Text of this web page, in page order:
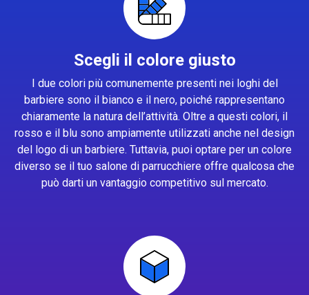
Scegli il colore giusto
I due colori più comunemente presenti nei loghi del
barbiere sono il bianco e il nero, poiché rappresentano
chiaramente la natura dell’attività. Oltre a questi colori, il
rosso e il blu sono ampiamente utilizzati anche nel design
del logo di un barbiere. Tuttavia, puoi optare per un colore
diverso se il tuo salone di parrucchiere offre qualcosa che
può darti un vantaggio competitivo sul mercato.